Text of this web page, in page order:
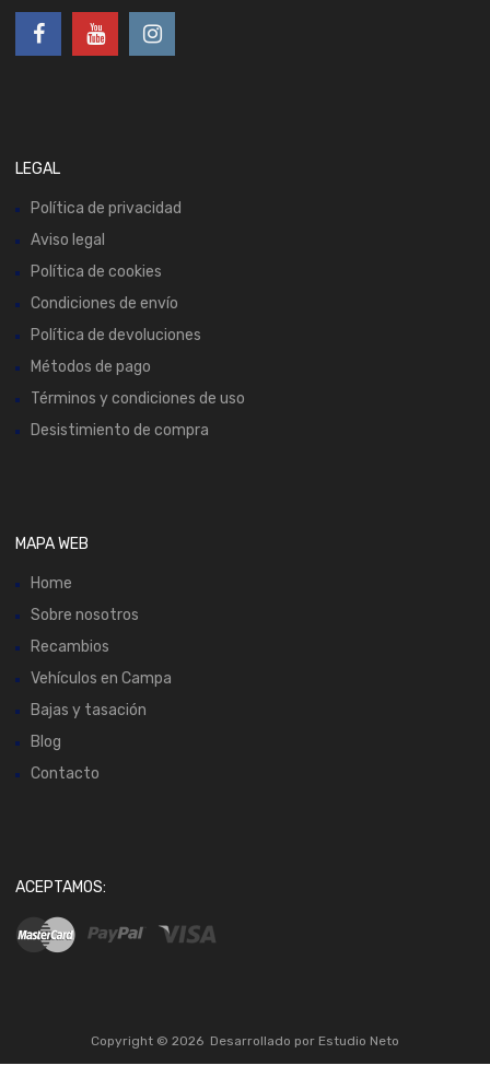
LEGAL
Política de privacidad
Aviso legal
Política de cookies
Condiciones de envío
Política de devoluciones
Métodos de pago
Términos y condiciones de uso
Desistimiento de compra
MAPA WEB
Home
Sobre nosotros
Recambios
Vehículos en Campa
Bajas y tasación
Blog
Contacto
ACEPTAMOS:
Copyright © 2026 Desarrollado por Estudio Neto